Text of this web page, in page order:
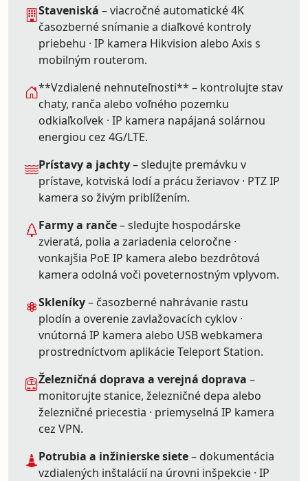
Staveniská – viacročné automatické 4K
časozberné snímanie a diaľkové kontroly
priebehu · IP kamera Hikvision alebo Axis s
mobilným routerom.
**Vzdialené nehnuteľnosti** – kontrolujte stav
chaty, ranča alebo voľného pozemku
odkiaľkoľvek · IP kamera napájaná solárnou
energiou cez 4G/LTE.
Prístavy a jachty– sledujte premávku v
prístave, kotviská lodí a prácu žeriavov · PTZ IP
kamera so živým priblížením.
Farmy a ranče– sledujte hospodárske
zvieratá, polia a zariadenia celoročne ·
vonkajšia PoE IP kamera alebo bezdrôtová
kamera odolná voči poveternostným vplyvom.
Skleníky– časozberné nahrávanie rastu
plodín a overenie zavlažovacích cyklov ·
vnútorná IP kamera alebo USB webkamera
prostredníctvom aplikácie Teleport Station.
Železničná doprava a verejná doprava –
monitorujte stanice, železničné depa alebo
železničné priecestia · priemyselná IP kamera
cez VPN.
Potrubia a inžinierske siete– dokumentácia
vzdialených inštalácií na úrovni inšpekcie · IP